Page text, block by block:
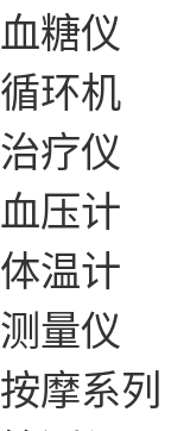
血糖仪
循环机
治疗仪
血压计
体温计
测量仪
按摩系列